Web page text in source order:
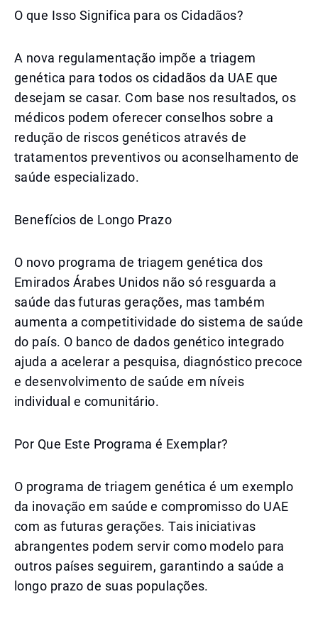
O que Isso Significa para os Cidadãos?
A nova regulamentação impõe a triagem
genética para todos os cidadãos da UAE que
desejam se casar. Com base nos resultados, os
médicos podem oferecer conselhos sobre a
redução de riscos genéticos através de
tratamentos preventivos ou aconselhamento de
saúde especializado.
Benefícios de Longo Prazo
O novo programa de triagem genética dos
Emirados Árabes Unidos não só resguarda a
saúde das futuras gerações, mas também
aumenta a competitividade do sistema de saúde
do país. O banco de dados genético integrado
ajuda a acelerar a pesquisa, diagnóstico precoce
e desenvolvimento de saúde em níveis
individual e comunitário.
Por Que Este Programa é Exemplar?
O programa de triagem genética é um exemplo
da inovação em saúde e compromisso do UAE
com as futuras gerações. Tais iniciativas
abrangentes podem servir como modelo para
outros países seguirem, garantindo a saúde a
longo prazo de suas populações.